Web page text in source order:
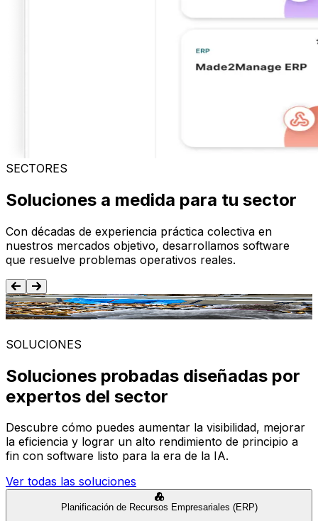
SECTORES
Soluciones a medida para tu sector
Con décadas de experiencia práctica colectiva en
nuestros mercados objetivo, desarrollamos software
que resuelve problemas operativos reales.
Alimentación y Bebida
SOLUCIONES
Soluciones probadas diseñadas por
expertos del sector
Descubre cómo puedes aumentar la visibilidad, mejorar
la eficiencia y lograr un alto rendimiento de principio a
fin con software listo para la era de la IA.
Ver todas las soluciones
Planificación de Recursos Empresariales (ERP)